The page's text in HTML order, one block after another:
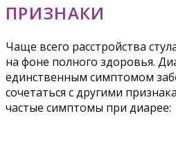
ПРИЗНАКИ
Чаще всего расстройства
на фоне полного здоровья.
единственным симптомом
сочетаться с другими
частые симптомы при диарее: